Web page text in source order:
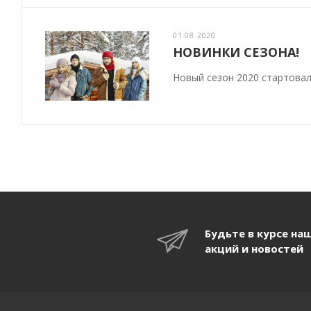
01.08.2020
НОВИНКИ СЕЗОНА!
Новый сезон 2020
Будьте в курсе
акций и новостей